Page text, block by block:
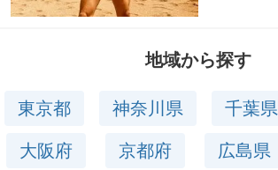
地域から探す
東京都 神奈川県 千葉県
大阪府
京都府 広島県